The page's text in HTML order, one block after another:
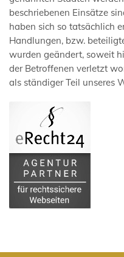
beschriebenen Einsätze
haben sich so tatsächlich
Handlungen, bzw.
wurden geändert, soweit
der Betroffenen verletzt
als ständiger Teil unseres